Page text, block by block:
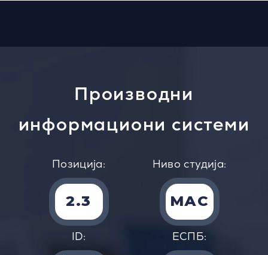
Производни
информациони системи
Позиција:
2.3
Ниво студија:
MАС
ID: EСПБ: